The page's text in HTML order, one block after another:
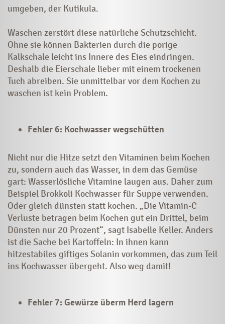
umgeben, der Kutikula.
Waschen zerstört diese natürliche Schutzschicht.
Ohne sie können Bakterien durch die porige
Kalkschale leicht ins Innere des Eies eindringen.
Deshalb die Eierschale lieber mit einem trockenen
Tuch abreiben. Sie unmittelbar vor dem Kochen zu
waschen ist kein Problem.
Fehler 6: Kochwasser wegschütten
Nicht nur die Hitze setzt den Vitaminen beim Kochen
zu, sondern auch das Wasser, in dem das Gemüse
gart: Wasserlösliche Vitamine laugen aus. Daher zum
Beispiel Brokkoli Kochwasser für Suppe verwenden.
Oder gleich dünsten statt kochen. „Die Vitamin-C
Verluste betragen beim Kochen gut ein Drittel, beim
Dünsten nur 20 Prozent“, sagt Isabelle Keller. Anders
ist die Sache bei Kartoffeln: In ihnen kann
hitzestabiles giftiges Solanin vorkommen, das zum Teil
ins Kochwasser übergeht. Also weg damit!
Fehler 7: Gewürze überm Herd lagern